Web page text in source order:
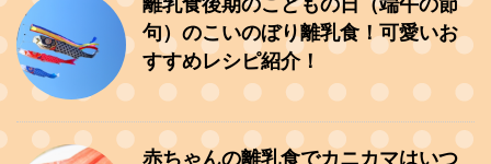
離乳食後期のこどもの日（端午の節
句）のこいのぼり離乳食！可愛いお
すすめレシピ紹介！
赤ちゃんの離乳食でカニカマはいつ